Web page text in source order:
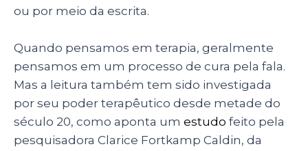
ou por meio da escrita.
Quando pensamos em terapia, geralmente
pensamos em um processo de cura pela fala.
Mas a leitura também tem sido investigada
por seu poder terapêutico desde metade do
século 20, como aponta um estudo feito pela
pesquisadora Clarice Fortkamp Caldin, da